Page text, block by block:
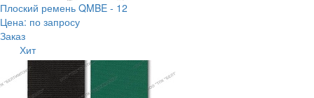
Плоский ремень QMBE - 12
Цена: по запросу
Заказ
Хит